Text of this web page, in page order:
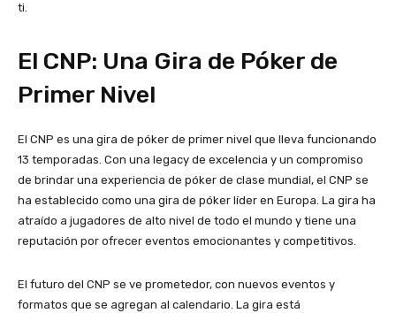
ti.
El CNP: Una Gira de Póker de
Primer Nivel
El CNP es una gira de póker de primer nivel que lleva funcionando
13 temporadas. Con una legacy de excelencia y un compromiso
de brindar una experiencia de póker de clase mundial, el CNP se
ha establecido como una gira de póker líder en Europa. La gira ha
atraído a jugadores de alto nivel de todo el mundo y tiene una
reputación por ofrecer eventos emocionantes y competitivos.
El futuro del CNP se ve prometedor, con nuevos eventos y
formatos que se agregan al calendario. La gira está